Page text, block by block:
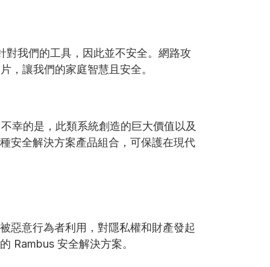
對我們的工具，因此並不安全。網路攻
，讓我們的家庭智慧且安全。
幸的是，此類系統創造的巨大價值以及
安全解決方案產品組合，可保護在現代
惡意行為者利用，對隱私權和財產發起
Rambus 安全解決方案。